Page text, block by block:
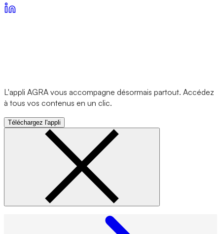
L'appli AGRA vous accompagne désormais partout. Accédez
à tous vos contenus en un clic.
Téléchargez l'appli